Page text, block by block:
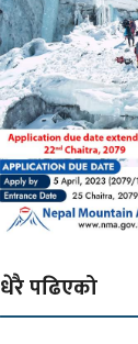
धेरै पढिएको